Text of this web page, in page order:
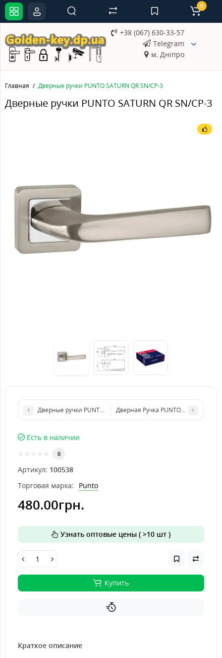
+38 (067) 630-33-57
Telegram
м. Дніпро
0
Главная Дверные ручки PUNTO SATURN QR SN/CP-3
Дверные ручки PUNTO SATURN QR SN/CP-3
Дверные ручки PUNTO SATURN QR GR/CP-23
Дверная Ручка PUNTO ORION QR
Есть в наличии
0
Артикул: 100538
Торговая марка:
Punto
480.00грн.
Узнать оптовые цены ( >10 шт )
Купить
Краткое описание